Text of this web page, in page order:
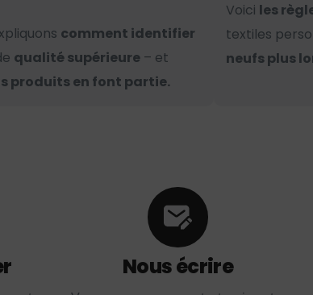
comment identifier
qualité supérieure – et
produits en font partie.
Voici les
textiles
neufs plus
Nous écrire